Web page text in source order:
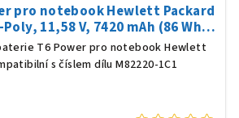
pro notebook Hewlett Packard
11,58 V, 7420 mAh (86 Wh),
černá
T6 Power pro notebook Hewlett
s číslem dílu M82220-1C1